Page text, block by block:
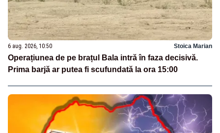
6 aug. 2026, 10:50 Stoica Marian
Operațiunea de pe brațul Bala intră în faza decisivă.
Prima barjă ar putea fi scufundată la ora 15:00